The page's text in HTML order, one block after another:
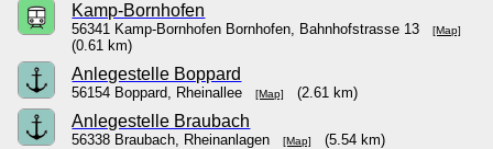
Kamp-Bornhofen
56341 Kamp-Bornhofen Bornhofen, Bahnhofstrasse 13[Map]
(0.61 km)
Anlegestelle Boppard
56154 Boppard, Rheinallee[Map] (2.61 km)
Anlegestelle Braubach
56338 Braubach, Rheinanlagen[Map] (5.54 km)